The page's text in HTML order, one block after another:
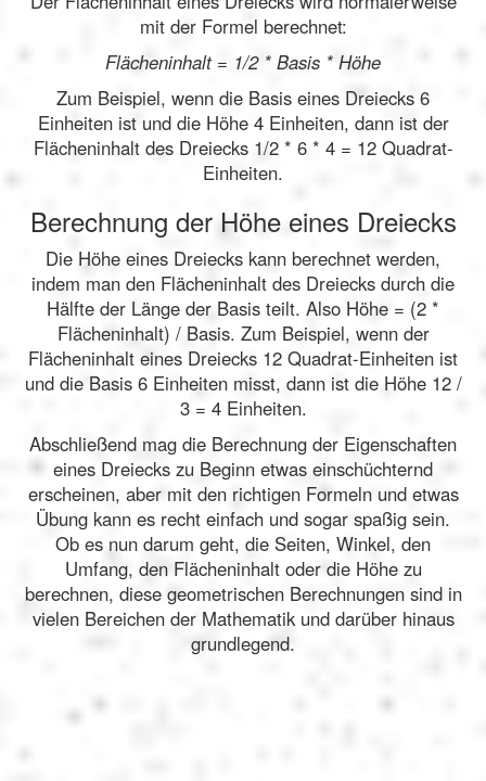
mit der Formel berechnet:
Flächeninhalt = 1/2 * Basis * Höhe
Zum Beispiel, wenn die Basis eines Dreiecks 6
Einheiten ist und die Höhe 4 Einheiten, dann ist der
Flächeninhalt des Dreiecks 1/2 * 6 * 4 = 12 Quadrat-
Einheiten.
Berechnung der Höhe eines Dreiecks
Die Höhe eines Dreiecks kann berechnet werden,
indem man den Flächeninhalt des Dreiecks durch die
Hälfte der Länge der Basis teilt. Also Höhe = (2 *
Flächeninhalt) / Basis. Zum Beispiel, wenn der
Flächeninhalt eines Dreiecks 12 Quadrat-Einheiten ist
und die Basis 6 Einheiten misst, dann ist die Höhe 12 /
3 = 4 Einheiten.
Abschließend mag die Berechnung der Eigenschaften
eines Dreiecks zu Beginn etwas einschüchternd
erscheinen, aber mit den richtigen Formeln und etwas
Übung kann es recht einfach und sogar spaßig sein.
Ob es nun darum geht, die Seiten, Winkel, den
Umfang, den Flächeninhalt oder die Höhe zu
berechnen, diese geometrischen Berechnungen sind in
vielen Bereichen der Mathematik und darüber hinaus
grundlegend.